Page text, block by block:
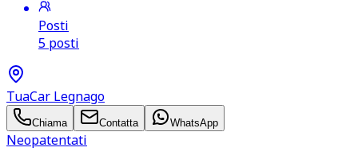
Posti
5 posti
TuaCar Legnago
Chiama Contatta WhatsApp
Neopatentati